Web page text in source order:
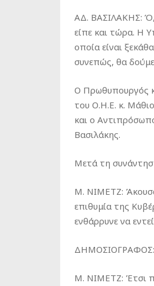
ΑΔ. ΒΑΣΙΛΑΚΗΣ:
είπε και τώρα. Η
οποία είναι
συνεπώς, θα
Ο Πρωθυπουργός
του Ο.Η.Ε. κ.
και ο
Βασιλάκης.
Μετά τη
M. NIMETZ:
επιθυμία της
ενθάρρυνε να
ΔΗΜΟΣΙΟΓΡΑΦΟΣ:
M. NIMETZ: Έτσι